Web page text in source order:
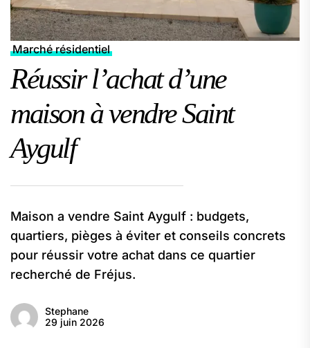
Marché résidentiel
Réussir l’achat d’une
maison à vendre Saint
Aygulf
Maison a vendre Saint Aygulf : budgets,
quartiers, pièges à éviter et conseils concrets
pour réussir votre achat dans ce quartier
recherché de Fréjus.
Stephane
29 juin 2026